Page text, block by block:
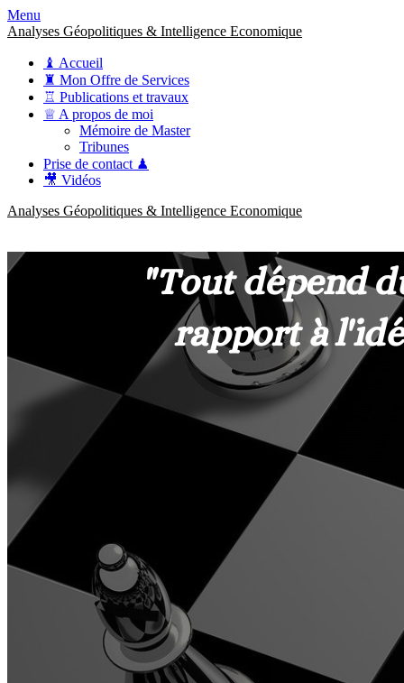
Menu
Analyses Géopolitiques & Intelligence Economique
♝ Accueil
♜ Mon Offre de Services
♖ Publications et travaux
♕ A propos de moi
Mémoire de Master
Tribunes
Prise de contact ♟
🎥 Vidéos
Analyses Géopolitiques & Intelligence Economique